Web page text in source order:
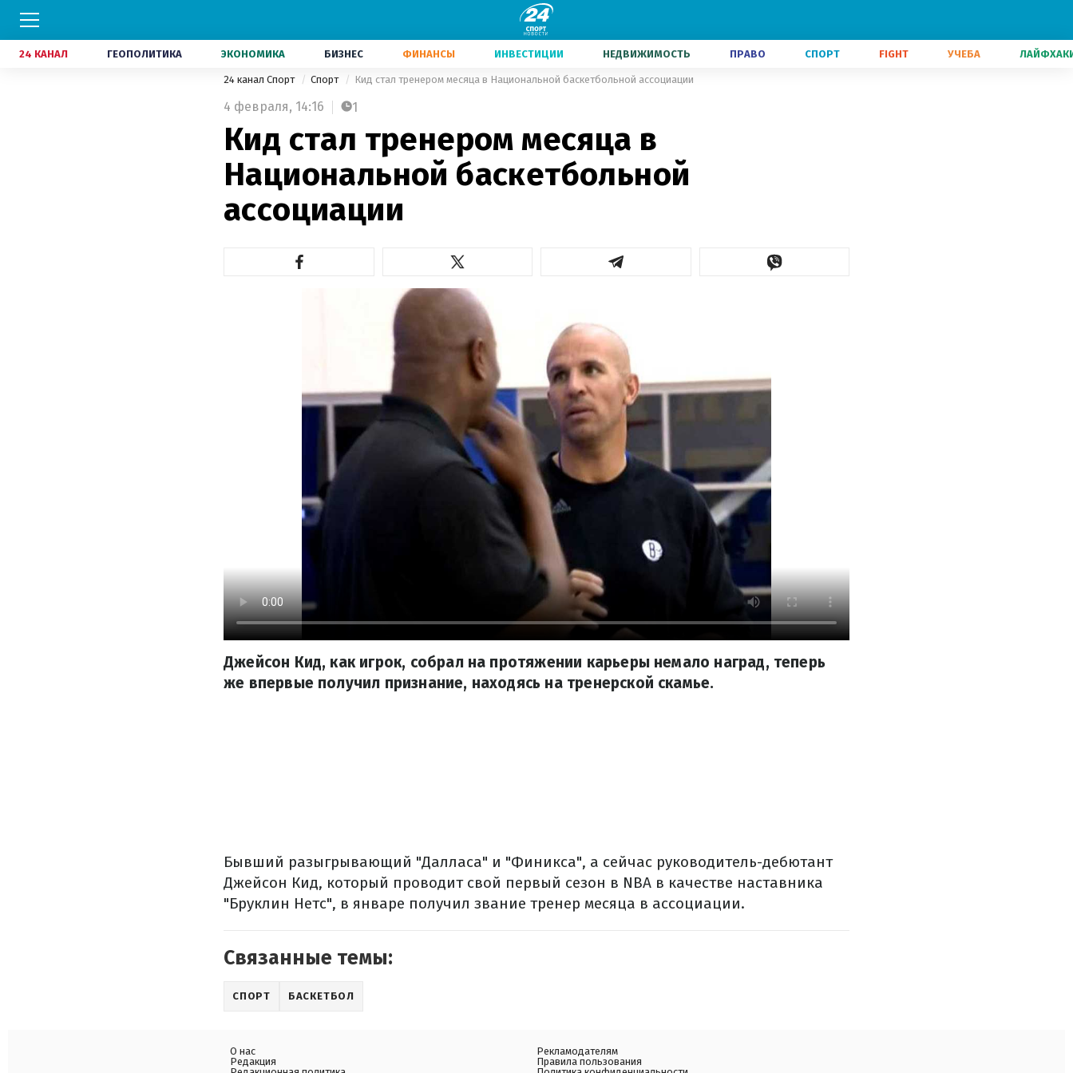
24 КАНАЛ ГЕОПОЛИТИКА ЭКОНОМИКА БИЗНЕС ФИНАНСЫ ИНВЕСТИЦИИ НЕДВИЖИМОСТЬ ПРАВО СПОРТ FIGHT УЧЕБА
24 канал Спорт Спорт Кид стал тренером месяца в Национальной баскетбольной ассоциации
4 февраля, 14:16 1
Кид стал тренером месяца в
Национальной баскетбольной
ассоциации
Джейсон Кид, как игрок, собрал на протяжении карьеры немало наград, теперь
же впервые получил признание, находясь на тренерской скамье.
Бывший разыгрывающий "Далласа" и "Финикса", а сейчас руководитель-дебютант
Джейсон Кид, который проводит свой ​​первый сезон в NBA в качестве наставника
"Бруклин Нетс", в январе получил звание тренер месяца в ассоциации.
Связанные темы:
СПОРТ БАСКЕТБОЛ
О нас
Редакция
Рекламодателям
Правила пользования